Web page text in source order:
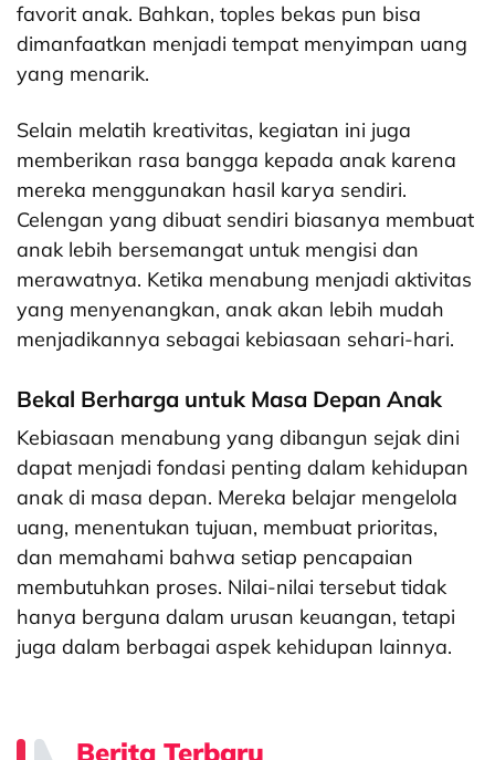
favorit anak. Bahkan, toples bekas pun bisa
dimanfaatkan menjadi tempat menyimpan uang
yang menarik.
Selain melatih kreativitas, kegiatan ini juga
memberikan rasa bangga kepada anak karena
mereka menggunakan hasil karya sendiri.
Celengan yang dibuat sendiri biasanya membuat
anak lebih bersemangat untuk mengisi dan
merawatnya. Ketika menabung menjadi aktivitas
yang menyenangkan, anak akan lebih mudah
menjadikannya sebagai kebiasaan sehari-hari.
Bekal Berharga untuk Masa Depan Anak
Kebiasaan menabung yang dibangun sejak dini
dapat menjadi fondasi penting dalam kehidupan
anak di masa depan. Mereka belajar mengelola
uang, menentukan tujuan, membuat prioritas,
dan memahami bahwa setiap pencapaian
membutuhkan proses. Nilai-nilai tersebut tidak
hanya berguna dalam urusan keuangan, tetapi
juga dalam berbagai aspek kehidupan lainnya.
Berita Terbaru